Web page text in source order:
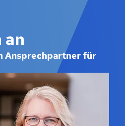
an
Ansprechpartner für